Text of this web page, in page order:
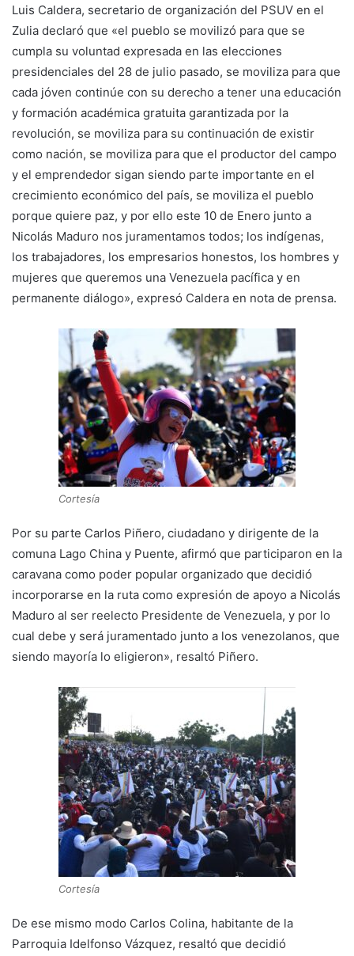
Luis Caldera, secretario de organización del PSUV en el
Zulia declaró que «el pueblo se movilizó para que se
cumpla su voluntad expresada en las elecciones
presidenciales del 28 de julio pasado, se moviliza para que
cada jóven continúe con su derecho a tener una educación
y formación académica gratuita garantizada por la
revolución, se moviliza para su continuación de existir
como nación, se moviliza para que el productor del campo
y el emprendedor sigan siendo parte importante en el
crecimiento económico del país, se moviliza el pueblo
porque quiere paz, y por ello este 10 de Enero junto a
Nicolás Maduro nos juramentamos todos; los indígenas,
los trabajadores, los empresarios honestos, los hombres y
mujeres que queremos una Venezuela pacífica y en
permanente diálogo», expresó Caldera en nota de prensa.
Cortesía
Por su parte Carlos Piñero, ciudadano y dirigente de la
comuna Lago China y Puente, afirmó que participaron en la
caravana como poder popular organizado que decidió
incorporarse en la ruta como expresión de apoyo a Nicolás
Maduro al ser reelecto Presidente de Venezuela, y por lo
cual debe y será juramentado junto a los venezolanos, que
siendo mayoría lo eligieron», resaltó Piñero.
Cortesía
De ese mismo modo Carlos Colina, habitante de la
Parroquia Idelfonso Vázquez, resaltó que decidió